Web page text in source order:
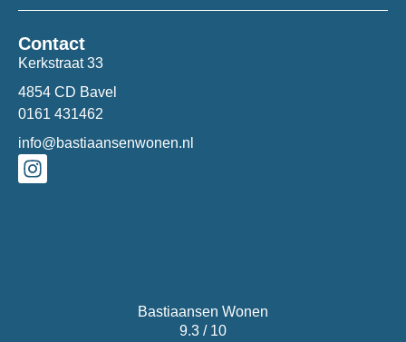
Contact
Kerkstraat 33
4854 CD Bavel
0161 431462
info@bastiaansenwonen.nl
Bastiaansen Wonen
9.3 / 10